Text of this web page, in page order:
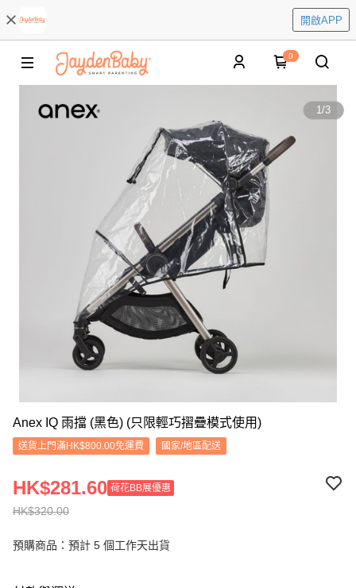
開啟APP
0
1/3
Anex IQ 雨擋 (黑色) (只限輕巧摺疊模式使用)
送貨上門滿HK$800.00免運費 國家/地區配送
HK$320.00
HK$281.60 荷花BB展優惠
預購商品：預計 5 個工作天出貨